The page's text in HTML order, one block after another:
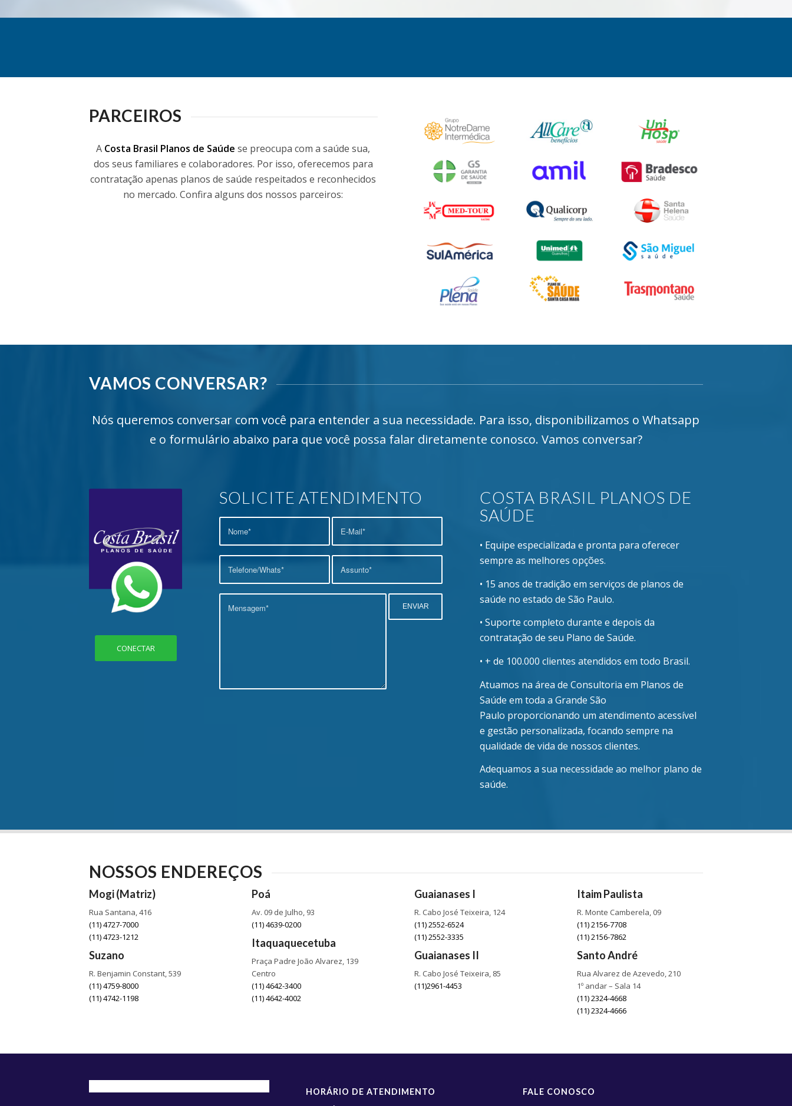
PARCEIROS
A Costa Brasil Planos de Saúde se preocupa com a saúde sua,
dos seus familiares e colaboradores. Por isso, oferecemos para
contratação apenas planos de saúde respeitados e reconhecidos
no mercado. Confira alguns dos nossos parceiros:
VAMOS CONVERSAR?
Nós queremos conversar com você para entender a sua necessidade. Para isso, disponibilizamos o Whatsapp
e o formulário abaixo para que você possa falar diretamente conosco. Vamos conversar?
CONECTAR
SOLICITE ATENDIMENTO
COSTA BRASIL PLANOS DE
SAÚDE
• Equipe especializada e pronta para oferecer
sempre as melhores opções.
• 15 anos de tradição em serviços de planos de
saúde no estado de São Paulo.
• Suporte completo durante e depois da
contratação de seu Plano de Saúde.
• + de 100.000 clientes atendidos em todo Brasil.
Atuamos na área de Consultoria em Planos de
Saúde em toda a Grande São
Paulo proporcionando um atendimento acessível
e gestão personalizada, focando sempre na
qualidade de vida de nossos clientes.
Adequamos a sua necessidade ao melhor plano de
saúde.
NOSSOS ENDEREÇOS
Mogi (Matriz)
Rua Santana, 416
(11) 4727-7000
(11) 4723-1212
Suzano
R. Benjamin Constant, 539
(11) 4759-8000
(11) 4742-1198
Poá
Av. 09 de Julho, 93
(11) 4639-0200
Itaquaquecetuba
Praça Padre João Alvarez, 139
Centro
(11) 4642-3400
(11) 4642-4002
Guaianases I
R. Cabo José Teixeira, 124
(11) 2552-6524
(11) 2552-3335
Guaianases II
R. Cabo José Teixeira, 85
(11)2961-4453
Itaim Paulista
R. Monte Camberela, 09
(11) 2156-7708
(11) 2156-7862
Santo André
Rua Alvarez de Azevedo, 210
1º andar – Sala 14
(11) 2324-4668
(11) 2324-4666
HORÁRIO DE ATENDIMENTO FALE CONOSCO